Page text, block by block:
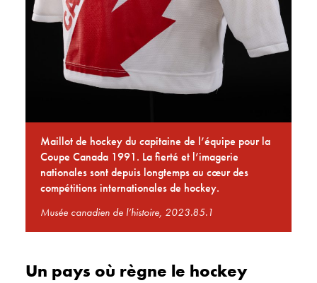
Maillot de hockey du capitaine de l’équipe pour la
Coupe Canada 1991. La fierté et l’imagerie
nationales sont depuis longtemps au cœur des
compétitions internationales de hockey.
Musée canadien de l’histoire, 2023.85.1
Un pays où règne le hockey